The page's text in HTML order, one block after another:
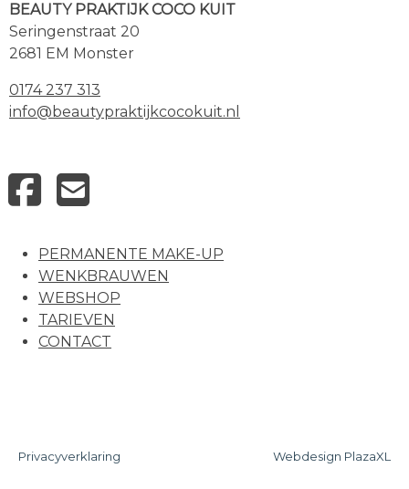
BEAUTY PRAKTIJK COCO KUIT
Seringenstraat 20
2681 EM Monster
0174 237 313
info@beautypraktijkcocokuit.nl
PERMANENTE MAKE-UP
WENKBRAUWEN
WEBSHOP
TARIEVEN
CONTACT
Privacyverklaring Webdesign PlazaXL